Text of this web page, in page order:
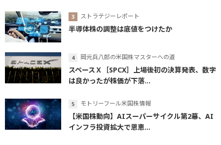
ストラテジーレポート
半導体株の調整は底値をつけたか
岡元兵八郎の米国株マスターへの道
スペースＸ［SPCX］上場後初の決算発表、数字
は良かったが株価が下落...
モトリーフール米国株情報
【米国株動向】AIスーパーサイクル第2幕、AI
インフラ投資拡大で恩恵...